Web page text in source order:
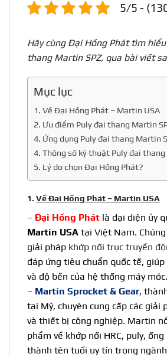
5/5 -
Hãy cùng Đại Hồng Phát tìm
thang Martin SPZ, qua bài viết
Mục lục
1. Về Đại Hồng Phát – Martin USA
2. Ưu điểm Puly đai thang Martin
4. Ứng dụng Puly đai thang Martin
4. Thông số kỹ thuật Puly đai thang
5. Lý do chọn Đại Hồng Phát?
1. Về Đại Hồng Phát – Martin USA
– Đại Hồng Phát là đại diện ủy
Martin USA tại Việt Nam.
giải pháp khớp nối trục truyền
đáp ứng tiêu chuẩn quốc tế,
và độ bền của hệ thống máy móc.
– Martin Sprocket & Gear,
tại Mỹ, chuyên cung cấp các giải
và thiết bị công nghiệp. Martin
phẩm về khớp nối HRC, puly,
thành tên tuổi uy tín trong